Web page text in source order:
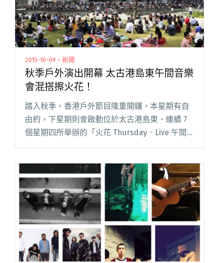
2015-10-09・新聞
秋季戶外演出開幕 太古港島東午間音樂
會混搭擦火花！
踏入秋季，香港戶外節目隆重開鑼，本星期有自
由約，下星期則會啟動位於太古港島東、連續 7
個星期四所舉辦的「火花 Thursday．Live 午間
音樂表演」。正如標題所示，當中會以火花
讀全文 "秋季戶外演出開幕 太古港島東午間音樂
會混搭擦火花！"